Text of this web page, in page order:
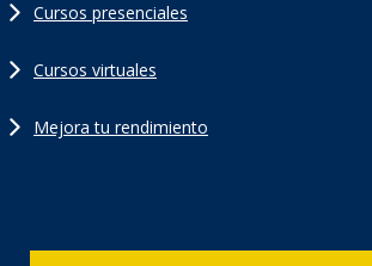
Cursos presenciales
Cursos virtuales
Mejora tu rendimiento